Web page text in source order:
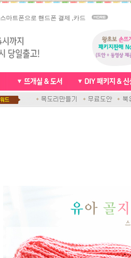
실시간 결
빠른 당일발송/ 거의 그 다음날